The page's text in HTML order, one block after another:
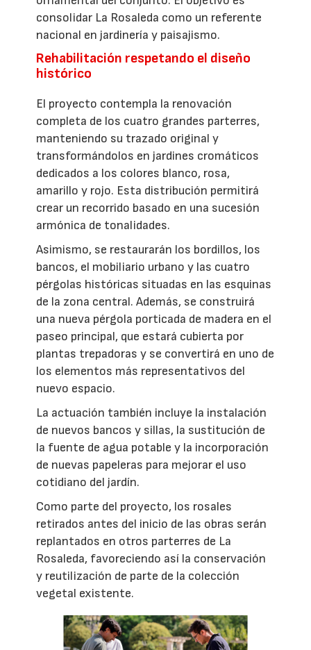
consolidar La Rosaleda como un referente
nacional en jardinería y paisajismo.
Rehabilitación respetando el diseño
histórico
El proyecto contempla la renovación
completa de los cuatro grandes parterres,
manteniendo su trazado original y
transformándolos en jardines cromáticos
dedicados a los colores blanco, rosa,
amarillo y rojo. Esta distribución permitirá
crear un recorrido basado en una sucesión
armónica de tonalidades.
Asimismo, se restaurarán los bordillos, los
bancos, el mobiliario urbano y las cuatro
pérgolas históricas situadas en las esquinas
de la zona central. Además, se construirá
una nueva pérgola porticada de madera en el
paseo principal, que estará cubierta por
plantas trepadoras y se convertirá en uno de
los elementos más representativos del
nuevo espacio.
La actuación también incluye la instalación
de nuevos bancos y sillas, la sustitución de
la fuente de agua potable y la incorporación
de nuevas papeleras para mejorar el uso
cotidiano del jardín.
Como parte del proyecto, los rosales
retirados antes del inicio de las obras serán
replantados en otros parterres de La
Rosaleda, favoreciendo así la conservación
y reutilización de parte de la colección
vegetal existente.